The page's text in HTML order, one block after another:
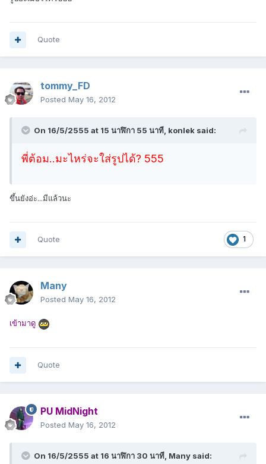
Quote
tommy_FD
Posted May 16, 2012
On 16/5/2555 at 15 นาฬิกา 55 นาที, konlek said:
พี่ต้อม..มะไหร่จะใส่รูปได้? 555
ขึ้นยังอ่ะ...มีแล้วนะ
1
Quote
Many
Posted May 16, 2012
เข้ามาดู
Quote
PU MidNight
Posted May 16, 2012
On 16/5/2555 at 16 นาฬิกา 30 นาที, Many said: